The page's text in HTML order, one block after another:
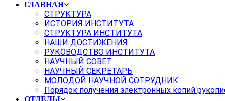
ГЛАВНАЯ
СТРУКТУРА
ИСТОРИЯ ИНСТИТУТА
СТРУКТУРА ИНСТИТУТА
НАШИ ДОСТИЖЕНИЯ
РУКОВОДСТВО ИНСТИТУТА
НАУЧНЫЙ СОВЕТ
НАУЧНЫЙ СЕКРЕТАРЬ
МОЛОДОЙ НАУЧНОЙ СОТРУДНИК
Порядок получения электронных копий
ОТДЕЛЫ